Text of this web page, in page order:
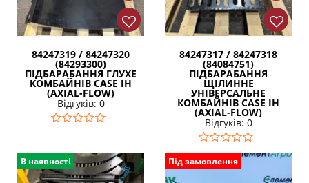
84247319 / 84247320
(84293300)
ПІДБАРАБАННЯ ГЛУХЕ
КОМБАЙНІВ CASE IH
(AXIAL-FLOW)
Відгуків: 0
84247317 / 84247318
(84084751)
ПІДБАРАБАННЯ
ЩІЛИННЕ
УНІВЕРСАЛЬНЕ
КОМБАЙНІВ CASE IH
(AXIAL-FLOW)
Відгуків: 0
В наявності Під замовлення